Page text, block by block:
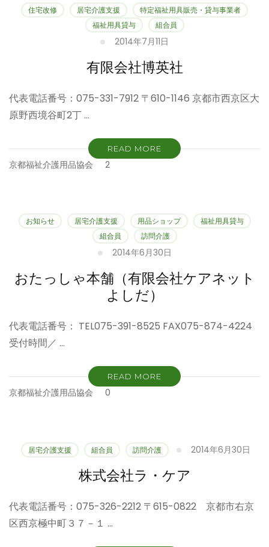
住宅改修 居宅介護支援
特定福祉用具販売・貸与事業者
福祉用具貸与
組合員
2014年7月11日
有限会社博英社
代表電話番号：075-331-7912 〒610-1146 京都市西京区大
原野西境谷町2丁 …
READ MORE
京都福祉介護用品協会 2
お知らせ 居宅介護支援 用品ショップ
福祉用具貸与
組合員
訪問介護
2014年6月30日
おたっしゃ本舗（有限会社ケアネット
よしだ）
代表電話番号： TEL075-391-8525 FAX075-874-4224
受付時間／ …
READ MORE
京都福祉介護用品協会 0
居宅介護支援 組合員 訪問介護 2014年6月30日
株式会社ラ・ケア
代表電話番号：075-326-2212 〒615-0822 京都市右京
区西京極中町３７－１ …